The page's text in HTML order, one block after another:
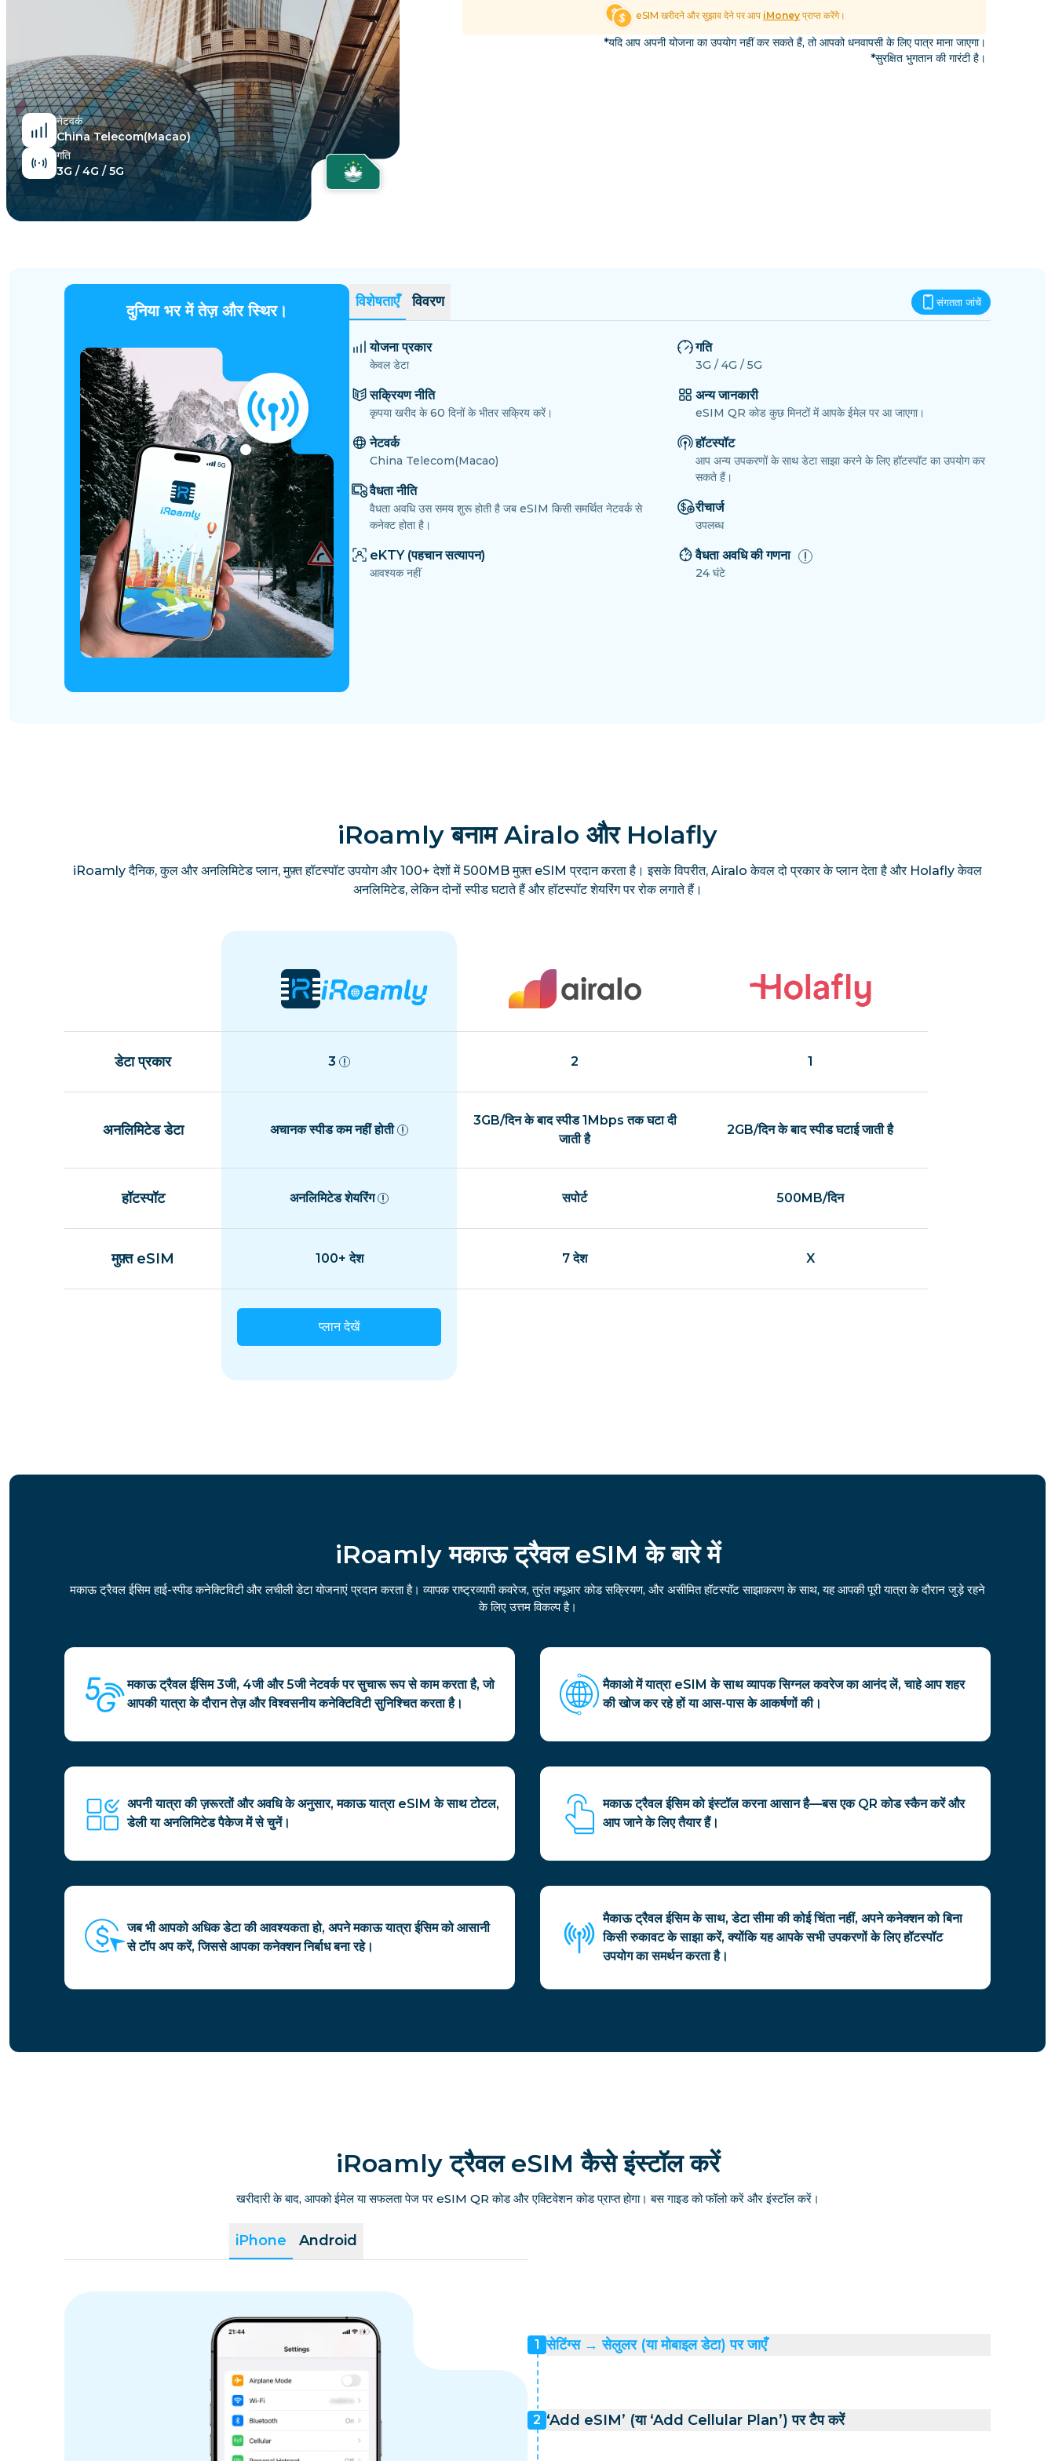
सभी गंतव्यों का अन्वेषण करें
नेटवर्क
China Telecom(Macao)
गति
3G / 4G / 5G
eSIM खरीदने और सुझाव देने पर आप iMoney प्राप्त करेंगे।
*यदि आप अपनी योजना का उपयोग नहीं कर सकते हैं, तो आपको धनवापसी के लिए पात्र माना जाएगा।
*सुरक्षित भुगतान की गारंटी है।
दुनिया भर में तेज़ और स्थिर। विशेषताएँ विवरण संगतता जांचें
योजना प्रकार
केवल डेटा
सक्रियण नीति
कृपया खरीद के 60 दिनों के भीतर सक्रिय करें।
नेटवर्क
China Telecom(Macao)
वैधता नीति
वैधता अवधि उस समय शुरू होती है जब eSIM किसी समर्थित नेटवर्क से
कनेक्ट होता है।
eKTY (पहचान सत्यापन)
आवश्यक नहीं
गति
3G / 4G / 5G
अन्य जानकारी
eSIM QR कोड कुछ मिनटों में आपके ईमेल पर आ जाएगा।
हॉटस्पॉट
आप अन्य उपकरणों के साथ डेटा साझा करने के लिए हॉटस्पॉट का उपयोग कर
सकते हैं।
रीचार्ज
उपलब्ध
वैधता अवधि की गणना
24 घंटे
iRoamly बनाम Airalo और Holafly
iRoamly दैनिक, कुल और अनलिमिटेड प्लान, मुफ़्त हॉटस्पॉट उपयोग और 100+ देशों में 500MB मुफ़्त eSIM प्रदान करता है। इसके विपरीत, Airalo केवल दो प्रकार के प्लान देता है और Holafly केवल
अनलिमिटेड, लेकिन दोनों स्पीड घटाते हैं और हॉटस्पॉट शेयरिंग पर रोक लगाते हैं।
डेटा प्रकार 3 2 1
अनलिमिटेड डेटा अचानक स्पीड कम नहीं होती
3GB/दिन के बाद स्पीड 1Mbps तक घटा दी
जाती है
2GB/दिन के बाद स्पीड घटाई जाती है
हॉटस्पॉट अनलिमिटेड शेयरिंग सपोर्ट 500MB/दिन
मुफ़्त eSIM 100+ देश 7 देश X
प्लान देखें
iRoamly मकाऊ ट्रैवल eSIM के बारे में
मकाऊ ट्रैवल ईसिम हाई-स्पीड कनेक्टिविटी और लचीली डेटा योजनाएं प्रदान करता है। व्यापक राष्ट्रव्यापी कवरेज, तुरंत क्यूआर कोड सक्रियण, और असीमित हॉटस्पॉट साझाकरण के साथ, यह आपकी पूरी यात्रा के दौरान जुड़े रहने
के लिए उत्तम विकल्प है।
मकाऊ ट्रैवल ईसिम 3जी, 4जी और 5जी नेटवर्क पर सुचारू रूप से काम करता है, जो
आपकी यात्रा के दौरान तेज़ और विश्वसनीय कनेक्टिविटी सुनिश्चित करता है।
मैकाओ में यात्रा eSIM के साथ व्यापक सिग्नल कवरेज का आनंद लें, चाहे आप शहर
की खोज कर रहे हों या आस-पास के आकर्षणों की।
अपनी यात्रा की ज़रूरतों और अवधि के अनुसार, मकाऊ यात्रा eSIM के साथ टोटल,
डेली या अनलिमिटेड पैकेज में से चुनें।
मकाऊ ट्रैवल ईसिम को इंस्टॉल करना आसान है—बस एक QR कोड स्कैन करें और
आप जाने के लिए तैयार हैं।
जब भी आपको अधिक डेटा की आवश्यकता हो, अपने मकाऊ यात्रा ईसिम को आसानी
से टॉप अप करें, जिससे आपका कनेक्शन निर्बाध बना रहे।
मैकाऊ ट्रैवल ईसिम के साथ, डेटा सीमा की कोई चिंता नहीं, अपने कनेक्शन को बिना
किसी रुकावट के साझा करें, क्योंकि यह आपके सभी उपकरणों के लिए हॉटस्पॉट
उपयोग का समर्थन करता है।
iRoamly ट्रैवल eSIM कैसे इंस्टॉल करें
खरीदारी के बाद, आपको ईमेल या सफलता पेज पर eSIM QR कोड और एक्टिवेशन कोड प्राप्त होगा। बस गाइड को फॉलो करें और इंस्टॉल करें।
iPhone Android
1 सेटिंग्स → सेलुलर (या मोबाइल डेटा) पर जाएँ
2 ‘Add eSIM’ (या ‘Add Cellular Plan’) पर टैप करें